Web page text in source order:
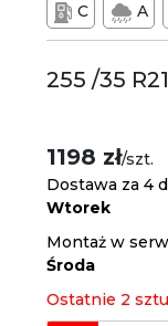
C A
255 /35 R21
1198 zł/szt.
Dostawa za 4
Wtorek
Montaż w
Środa
Ostatnie 2